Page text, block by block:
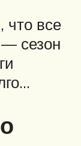
что все
— сезон